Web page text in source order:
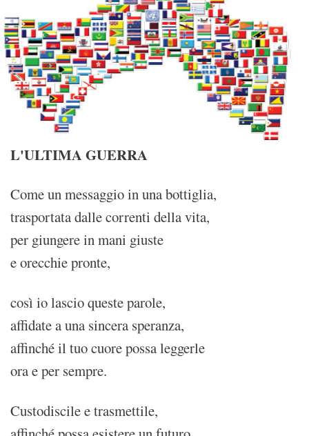
L'ULTIMA GUERRA
Come un messaggio in una bottiglia,
trasportata dalle correnti della vita,
per giungere in mani giuste
e orecchie pronte,
così io lascio queste parole,
affidate a una sincera speranza,
affinché il tuo cuore possa leggerle
ora e per sempre.
Custodiscile e trasmettile,